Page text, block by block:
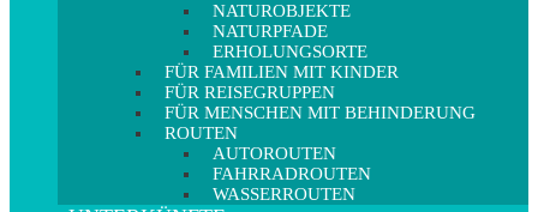
NATUROBJEKTE
NATURPFADE
ERHOLUNGSORTE
FÜR FAMILIEN MIT KINDER
FÜR REISEGRUPPEN
FÜR MENSCHEN MIT BEHINDERUNG
ROUTEN
AUTOROUTEN
FAHRRADROUTEN
WASSERROUTEN